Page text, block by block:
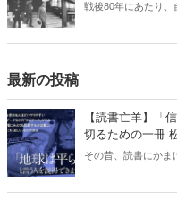
戦後80年にあたり、
最新の投稿
【読書亡羊】「
切るための一冊 松村一志『科学否定論はなぜ人を惹きつけ
るのか』（ちく
その昔、読書にかま